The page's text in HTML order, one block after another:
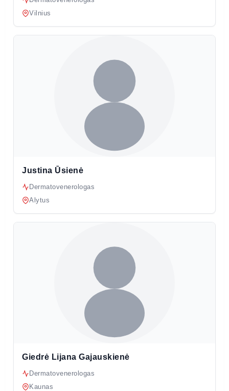
Vilnius
Justina Ūsienė
Dermatovenerologas
Alytus
Giedrė Lijana Gajauskienė
Dermatovenerologas
Kaunas